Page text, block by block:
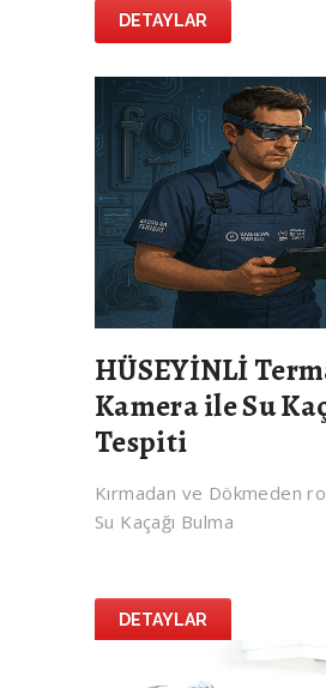
DETAYLAR
HÜSEYİNLİ
Kamera ile Su
Tespiti
Kırmadan ve Dökmeden
Su Kaçağı Bulma
DETAYLAR